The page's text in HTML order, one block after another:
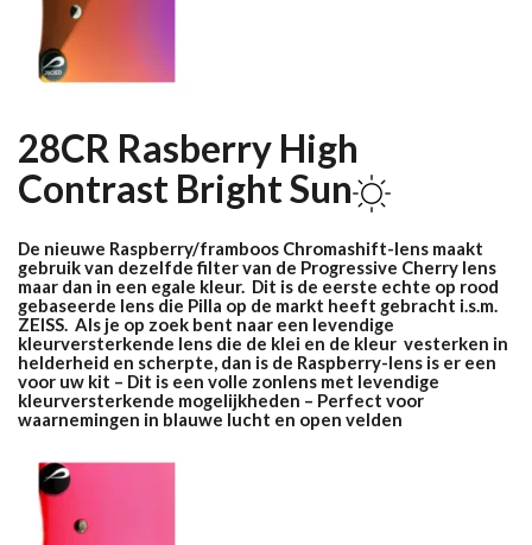
28CR Rasberry High
Contrast Bright Sun
De nieuwe Raspberry/framboos Chromashift-lens maakt
gebruik van dezelfde filter van de Progressive Cherry lens
maar dan in een egale kleur. Dit is de eerste echte op rood
gebaseerde lens die Pilla op de markt heeft gebracht i.s.m.
ZEISS. Als je op zoek bent naar een levendige
kleurversterkende lens die de klei en de kleur vesterken in
helderheid en scherpte, dan is de Raspberry-lens is er een
voor uw kit – Dit is een volle zonlens met levendige
kleurversterkende mogelijkheden – Perfect voor
waarnemingen in blauwe lucht en open velden